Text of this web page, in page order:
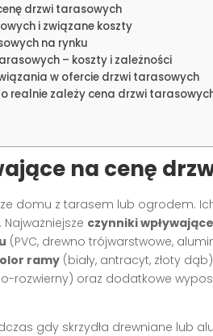
drzwi tarasowych
i związane koszty
na rynku
– koszty i zależności
w ofercie drzwi tarasowych
realnie zależy cena drzwi
na cenę
domu z tarasem lub ogrodem.
czynniki
(PVC, drewno trójwarstwowe,
ramy (biały, antracyt, złoty
rozwierny) oraz dodatkowe
gdy skrzydła drewniane lub